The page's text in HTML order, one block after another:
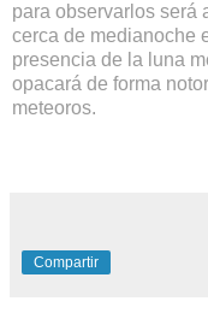
para observarlos será
cerca de medianoche
presencia de la luna
opacará de forma
meteoros.
Compartir